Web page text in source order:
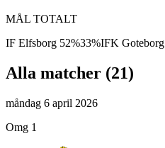
MÅL TOTALT
IF Elfsborg 52%33%IFK Goteborg
Alla matcher (21)
måndag 6 april 2026
Omg 1